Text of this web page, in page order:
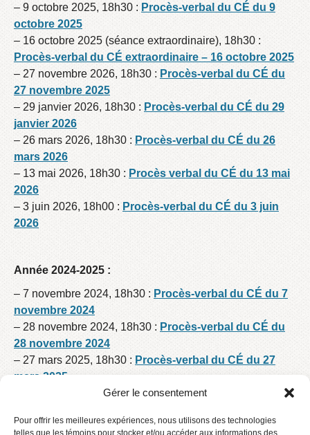
Gérer le consentement
Pour offrir les meilleures expériences, nous utilisons des technologies
telles que les témoins pour stocker et/ou accéder aux informations des
– 9 octobre 2025, 18h30 : Procès-verbal du CÉ du 9
octobre 2025
– 16 octobre 2025 (séance extraordinaire), 18h30 :
Procès-verbal du CÉ extraordinaire – 16 octobre 2025
– 27 novembre 2026, 18h30 : Procès-verbal du CÉ du
27 novembre 2025
– 29 janvier 2026, 18h30 : Procès-verbal du CÉ du 29
janvier 2026
– 26 mars 2026, 18h30 : Procès-verbal du CÉ du 26
mars 2026
– 13 mai 2026, 18h30 : Procès verbal du CÉ du 13 mai
2026
– 3 juin 2026, 18h00 : Procès-verbal du CÉ du 3 juin
2026
Année 2024-2025 :
– 7 novembre 2024, 18h30 : Procès-verbal du CÉ du 7
novembre 2024
– 28 novembre 2024, 18h30 : Procès-verbal du CÉ du
28 novembre 2024
– 27 mars 2025, 18h30 : Procès-verbal du CÉ du 27
mars 2025
– 22 avril 2025, 18h30 : Procès-verbal du CÉ du 22
– 5 juin 2025, 17h45 :Procès-verbal du CÉ du 5 juin